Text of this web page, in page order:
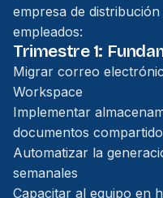
empresa de
empleados:
Trimestre 1:
Migrar correo
Workspace
Implementar
documentos
Automatizar la
semanales
Capacitar al equipo en